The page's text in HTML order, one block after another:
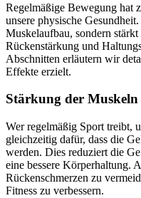
Regelmäßige Bewegung hat
unsere physische
Muskelaufbau, sondern
Rückenstärkung und
Abschnitten erläutern wir
Effekte erzielt.
Stärkung der Muskeln
Wer regelmäßig Sport treibt,
gleichzeitig dafür, dass die
werden. Dies reduziert die
eine bessere Körperhaltung.
Rückenschmerzen zu
Fitness zu verbessern.